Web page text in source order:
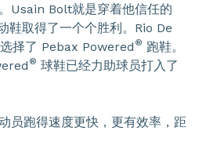
Usain Bolt就是穿着他信任的
鞋取得了一个个胜利。Rio De
择了 Pebax Powered ® 跑鞋。
® 球鞋已经力助球员打入了
员跑得速度更快，更有效率，距